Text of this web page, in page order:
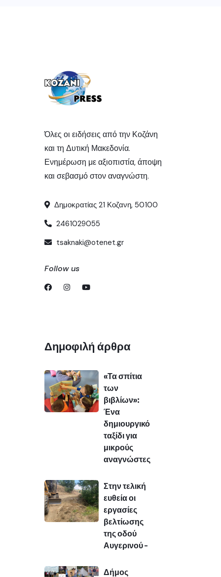
Όλες οι ειδήσεις από την Κοζάνη
και τη Δυτική Μακεδονία.
Ενημέρωση με αξιοπιστία, άποψη
και σεβασμό στον αναγνώστη.
Δημοκρατίας 21 Κοζανη, 50100
2461029055
tsaknaki@otenet.gr
Follow us
Δημοφιλή άρθρα
«Τα σπίτια
των
βιβλίων»:
Ένα
δημιουργικό
ταξίδι για
μικρούς
αναγνώστες
Στην τελική
ευθεία οι
εργασίες
βελτίωσης
της οδού
Αυγερινού –
Δήμος